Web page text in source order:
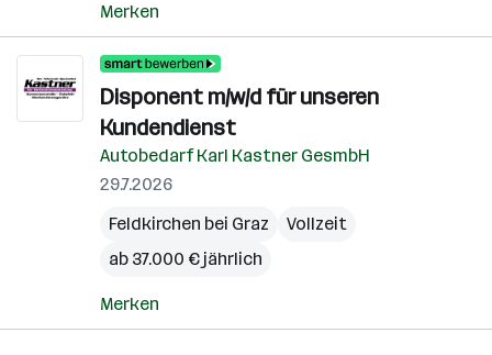
Merken
Disponent m/w/d für unseren
Kundendienst
Autobedarf Karl Kastner GesmbH
29.7.2026
Feldkirchen bei Graz
Vollzeit
ab 37.000 € jährlich
Merken